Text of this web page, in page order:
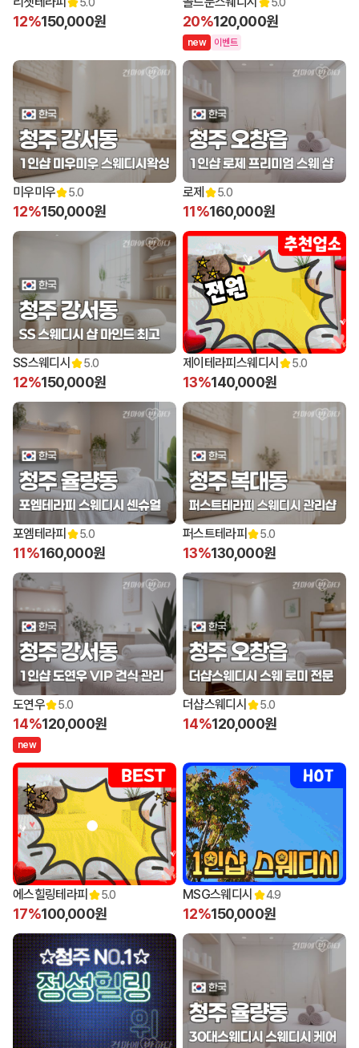
5.0
12%150,000원
5.0
20%120,000원
new 이벤트
미우미우 5.0
12%150,000원
로제 5.0
11%160,000원
SS스웨디시 5.0
12%150,000원
제이테라피스웨디시 5.0
13%140,000원
포엠테라피 5.0
11%160,000원
퍼스트테라피 5.0
13%130,000원
도연우 5.0
14%120,000원
new
더샵스웨디시 5.0
14%120,000원
에스힐링테라피 5.0
17%100,000원
MSG스웨디시 4.9
12%150,000원